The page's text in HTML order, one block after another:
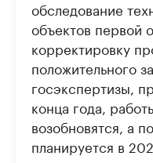
обследование
объектов первой
корректировку
положительного
госэкспертизы,
конца года,
возобновятся, а
планируется в